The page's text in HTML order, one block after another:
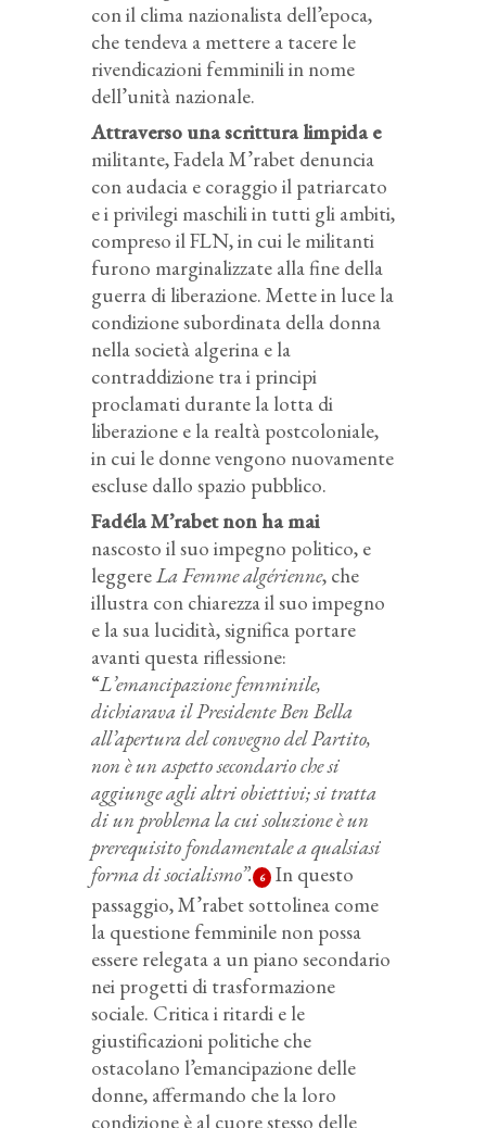
con il clima nazionalista dell’epoca,
che tendeva a mettere a tacere le
rivendicazioni femminili in nome
dell’unità nazionale.
Attraverso una scrittura limpida e
militante, Fadela M’rabet denuncia
con audacia e coraggio il patriarcato
e i privilegi maschili in tutti gli ambiti,
compreso il FLN, in cui le militanti
furono marginalizzate alla fine della
guerra di liberazione. Mette in luce la
condizione subordinata della donna
nella società algerina e la
contraddizione tra i principi
proclamati durante la lotta di
liberazione e la realtà postcoloniale,
in cui le donne vengono nuovamente
escluse dallo spazio pubblico.
Fadéla M’rabet non ha mai
nascosto il suo impegno politico, e
leggereLa Femme algérienne, che
illustra con chiarezza il suo impegno
e la sua lucidità, significa portare
avanti questa riflessione:
“L’emancipazione femminile,
dichiarava il Presidente Ben Bella
all’apertura del convegno del Partito,
non è un aspetto secondario che si
aggiunge agli altri obiettivi; si tratta
di un problema la cui soluzione è un
prerequisito fondamentale a qualsiasi
forma di socialismo”.
6
In questo
passaggio, M’rabet sottolinea come
la questione femminile non possa
essere relegata a un piano secondario
nei progetti di trasformazione
sociale. Critica i ritardi e le
giustificazioni politiche che
ostacolano l’emancipazione delle
donne, affermando che la loro
condizione è al cuore stesso delle